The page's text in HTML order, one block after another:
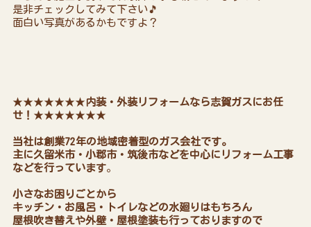
是非チェックしてみて下さい🎵
面白い写真があるかもですよ？
★★★★★★★内装・外装リフォームなら志賀ガスにお任
せ！ ★★★★★★★
当社は創業72年の地域密着型のガス会社です。
主に久留米市・小郡市・筑後市などを中心にリフォーム工事
などを行っています。
小さなお困りごとから
キッチン・お風呂・トイレなどの水廻りはもちろん
屋根吹き替えや外壁・屋根塗装も行っておりますので